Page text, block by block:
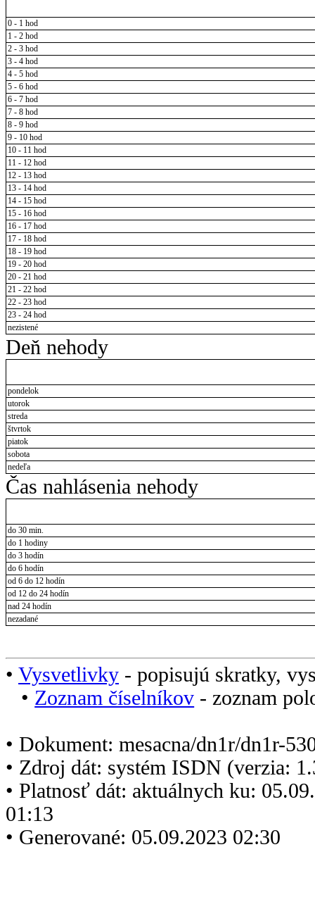
0 - 1 hod
1 - 2 hod
2 - 3 hod
3 - 4 hod
4 - 5 hod
5 - 6 hod
6 - 7 hod
7 - 8 hod
8 - 9 hod
9 - 10 hod
10 - 11 hod
11 - 12 hod
12 - 13 hod
13 - 14 hod
14 - 15 hod
15 - 16 hod
16 - 17 hod
17 - 18 hod
18 - 19 hod
19 - 20 hod
20 - 21 hod
21 - 22 hod
22 - 23 hod
23 - 24 hod
nezistené
Deň nehody
pondelok
utorok
streda
štvrtok
piatok
sobota
nedeľa
Čas nahlásenia nehody
do 30 min.
do 1 hodiny
do 3 hodín
do 6 hodín
od 6 do 12 hodín
od 12 do 24 hodín
nad 24 hodín
nezadané
• Vysvetlivky - popisujú skratky,
• Zoznam číselníkov - zoznam
• Dokument: mesacna/dn1r/dn1r-
• Zdroj dát: systém ISDN (verzia:
• Platnosť dát: aktuálnych ku:
01:13
• Generované: 05.09.2023 02:30